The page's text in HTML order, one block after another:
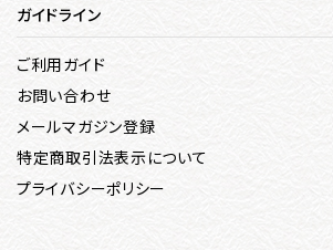
ガイドライン
ご利用ガイド
お問い合わせ
メールマガジン登録
特定商取引法表示について
プライバシーポリシー